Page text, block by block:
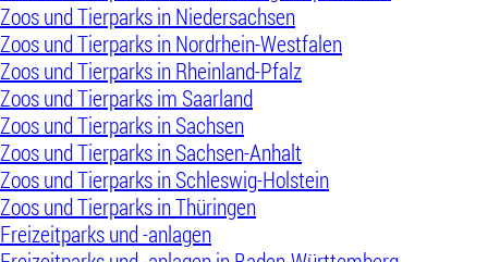
Zoos und Tierparks in Niedersachsen
Zoos und Tierparks in Nordrhein-Westfalen
Zoos und Tierparks in Rheinland-Pfalz
Zoos und Tierparks im Saarland
Zoos und Tierparks in Sachsen
Zoos und Tierparks in Sachsen-Anhalt
Zoos und Tierparks in Schleswig-Holstein
Zoos und Tierparks in Thüringen
Freizeitparks und -anlagen